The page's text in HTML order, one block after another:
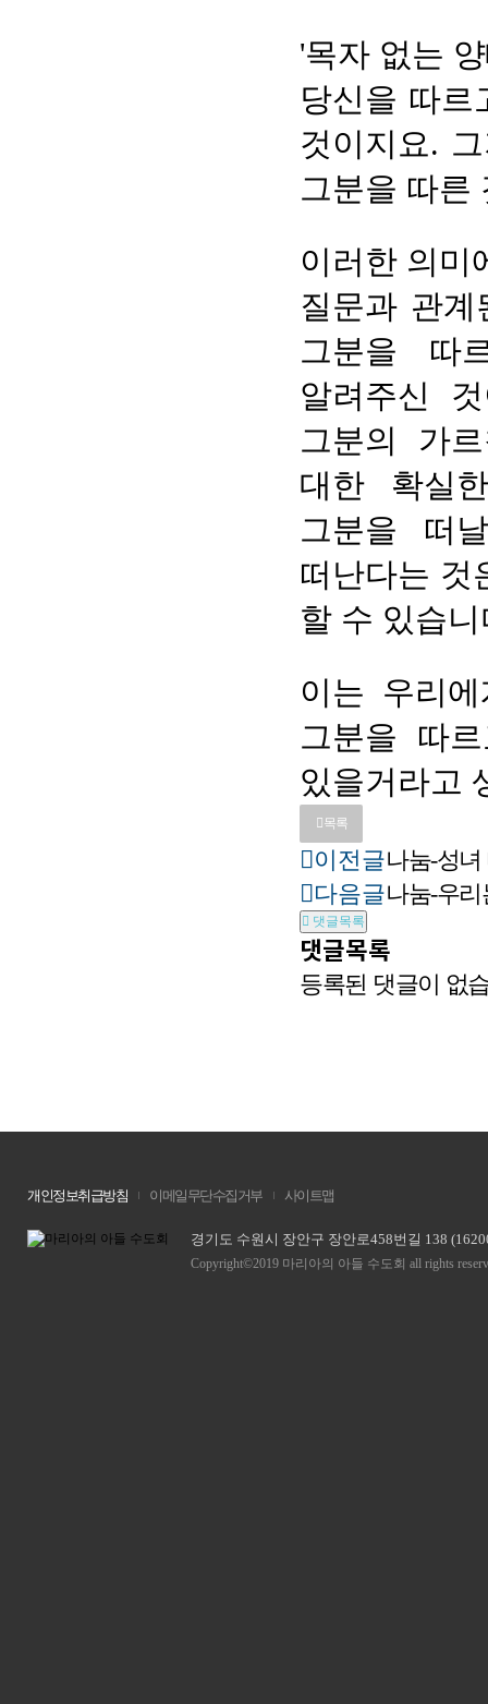
'목자 없는
당신을 따르
것이지요.
그분을 따른
이러한 의미
질문과 관
그분을 따
알려주신
그분의 가
대한 확실
그분을 떠
떠난다는 것
할 수 있습니
이는 우리
그분을 따
있을거라고
목록
이전글나눔-성
다음글나눔-우
댓글목록
댓글목록
등록된 댓글이 없
개인정보취급방침 이메일무단수집거부 사이트맵
경기도 수원시 장안구 장안로458번길 138
Copyright©2019 마리아의 아들 수도회 all rights